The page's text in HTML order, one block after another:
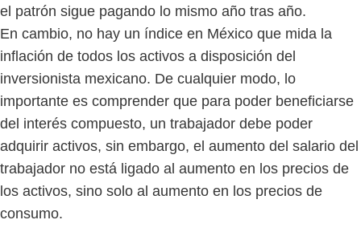
el patrón sigue pagando lo mismo año tras año.
En cambio, no hay un índice en México que mida la
inflación de todos los activos a disposición del
inversionista mexicano. De cualquier modo, lo
importante es comprender que para poder beneficiarse
del interés compuesto, un trabajador debe poder
adquirir activos, sin embargo, el aumento del salario del
trabajador no está ligado al aumento en los precios de
los activos, sino solo al aumento en los precios de
consumo.